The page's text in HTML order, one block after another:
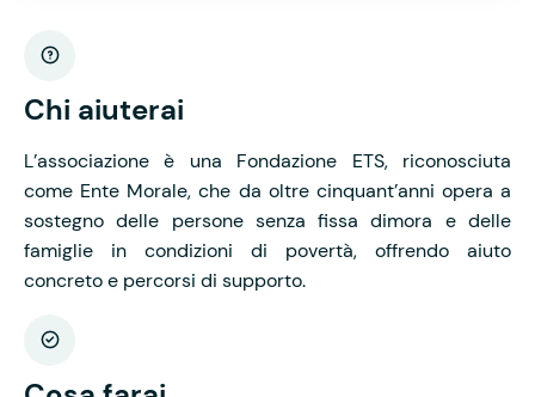
Chi aiuterai
L’associazione è una Fondazione ETS, riconosciuta
come Ente Morale, che da oltre cinquant’anni opera a
sostegno delle persone senza fissa dimora e delle
famiglie in condizioni di povertà, offrendo aiuto
concreto e percorsi di supporto.